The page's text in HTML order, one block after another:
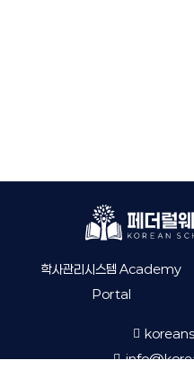
학사관리시스템 Academy
Portal